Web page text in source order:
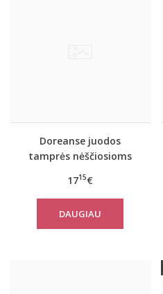
Doreanse juodos
tamprės nėščiosioms
1715€
DAUGIAU